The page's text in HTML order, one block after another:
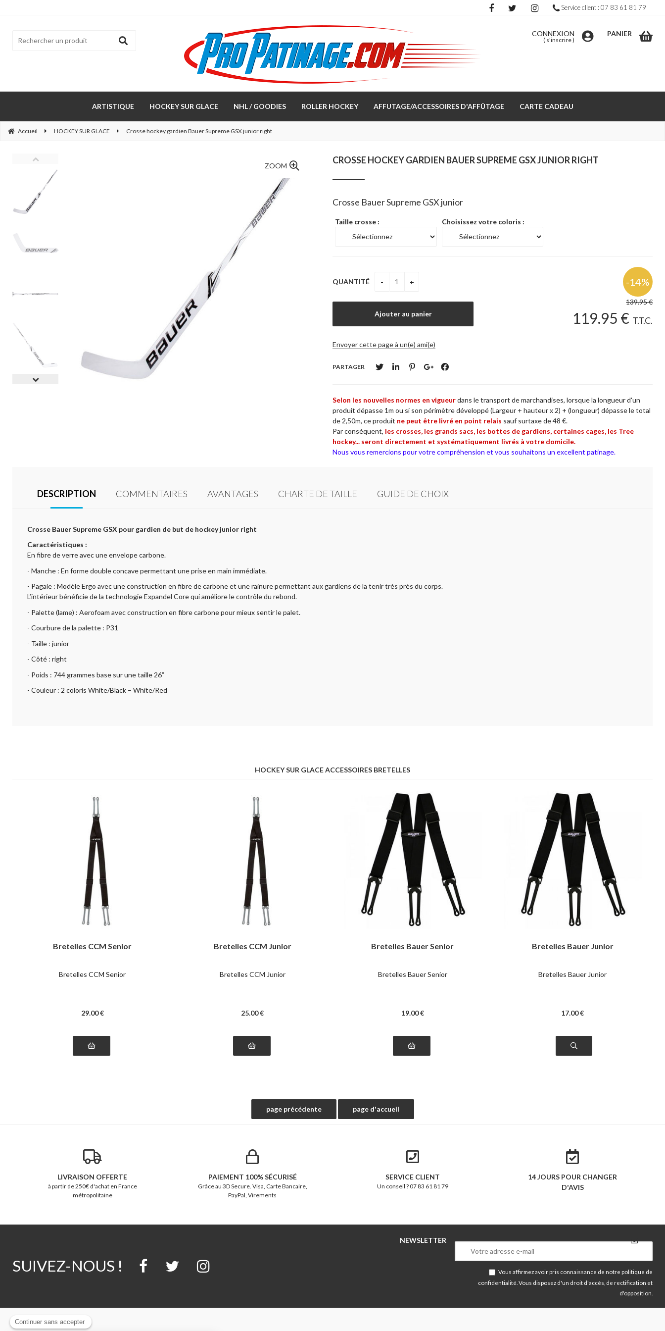
CONNEXION
( s'inscrire)
PANIER
ARTISTIQUE HOCKEY SUR GLACE NHL / GOODIES ROLLER HOCKEY AFFUTAGE/ACCESSOIRES D'AFFÛTAGE CARTE CADEAU
Accueil HOCKEY SUR GLACE Crosse hockey gardien Bauer Supreme GSX junior right
ZOOM
CROSSE HOCKEY GARDIEN BAUER SUPREME GSX JUNIOR RIGHT
Crosse Bauer Supreme GSX junior
Taille crosse : Choisissez votre coloris :
139.95€
119.95 € T.T.C.
QUANTITÉ
Envoyer cette page à un(e) ami(e)
PARTAGER
Selon les nouvelles normes en vigueurdans le transport de marchandises, lorsque la longueur d'un
produit dépasse 1m ou si son périmètre développé (Largeur + hauteur x 2) + (longueur) dépasse le total
de 2,50m, ce produit ne peut être livré en point relais sauf surtaxe de 48 €.
Par conséquent, les crosses, les grands sacs, les bottes de gardiens, certaines cages, les Tree
hockey... seront directement et systématiquement livrés à votre domicile.
Nous vous remercions pour votre compréhension et vous souhaitons un excellent patinage.
DESCRIPTION COMMENTAIRES AVANTAGES CHARTE DE TAILLE GUIDE DE CHOIX
Crosse Bauer Supreme GSX pour gardien de but de hockey junior right
Caractéristiques :
En fibre de verre avec une envelope carbone.
- Manche : En forme double concave permettant une prise en main immédiate.
- Pagaie : Modèle Ergo avec une construction en fibre de carbone et une rainure permettant aux gardiens de la tenir très près du corps.
L’intérieur bénéficie de la technologie Expandel Core qui améliore le contrôle du rebond.
- Palette (lame) : Aerofoam avec construction en fibre carbone pour mieux sentir le palet.
- Courbure de la palette : P31
- Taille : junior
- Côté : right
- Poids : 744 grammes base sur une taille 26”
- Couleur : 2 coloris White/Black – White/Red
HOCKEY SUR GLACE ACCESSOIRES BRETELLES
Bretelles CCM Senior
Bretelles CCM Senior
29.00€
Bretelles CCM Junior
Bretelles CCM Junior
25.00€
Bretelles Bauer Senior
Bretelles Bauer Senior
19.00€
Bretelles Bauer Junior
Bretelles Bauer Junior
17.00€
Service client : 07 83 61 81 79
LIVRAISON OFFERTE
à partir de 250€ d'achat en France
métropolitaine
PAIEMENT 100% SÉCURISÉ
Grâce au 3D Secure. Visa, Carte Bancaire,
PayPal, Virements
SERVICE CLIENT
Un conseil ? 07 83 61 81 79
14 JOURS POUR CHANGER
D'AVIS
SUIVEZ-NOUS !
NEWSLETTER
Vous affirmez avoir pris connaissance de notre politique de
confidentialité . Vous disposez d'un droit d'accès, de rectification et
d'opposition.